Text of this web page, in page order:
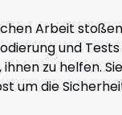
Arbeit
und
zu helfen.
um die